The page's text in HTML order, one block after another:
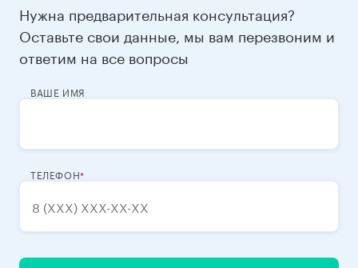
Нужна предварительная консультация?
Оставьте свои данные, мы вам перезвоним и
ответим на все вопросы
ВАШЕ ИМЯ
ТЕЛЕФОН